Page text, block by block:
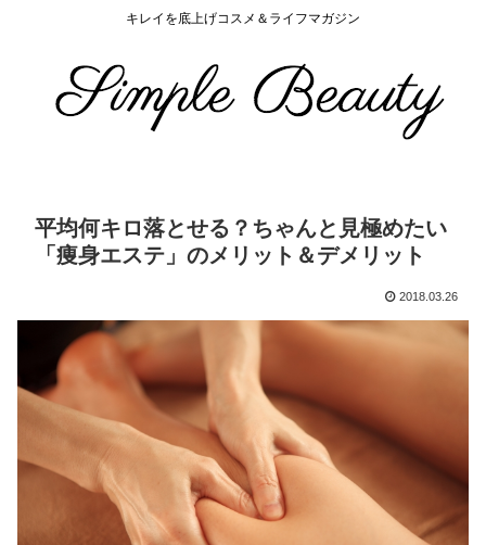
キレイを底上げコスメ＆ライフマガジン
平均何キロ落とせる？ちゃんと見極めたい
「痩身エステ」のメリット＆デメリット
2018.03.26